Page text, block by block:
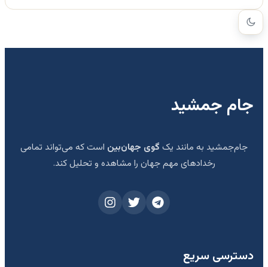
جام جمشید
جام‌جمشید به مانند یک گوی جهان‌بین است که می‌تواند تمامی
رخدادهای مهم جهان را مشاهده و تحلیل کند.
دسترسی سریع